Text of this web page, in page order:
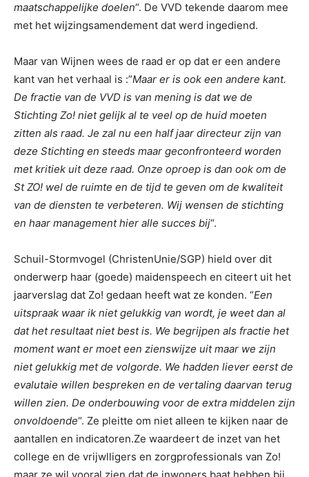
maatschappelijke doelen“. De VVD tekende daarom mee
met het wijzingsamendement dat werd ingediend.
Maar van Wijnen wees de raad er op dat er een andere
kant van het verhaal is :”Maar er is ook een andere kant.
De fractie van de VVD is van mening is dat we de
Stichting Zo! niet gelijk al te veel op de huid moeten
zitten als raad. Je zal nu een half jaar directeur zijn van
deze Stichting en steeds maar geconfronteerd worden
met kritiek uit deze raad. Onze oproep is dan ook om de
St ZO! wel de ruimte en de tijd te geven om de kwaliteit
van de diensten te verbeteren. Wij wensen de stichting
en haar management hier alle succes bij“.
Schuil-Stormvogel (ChristenUnie/SGP) hield over dit
onderwerp haar (goede) maidenspeech en citeert uit het
jaarverslag dat Zo! gedaan heeft wat ze konden. “Een
uitspraak waar ik niet gelukkig van wordt, je weet dan al
dat het resultaat niet best is. We begrijpen als fractie het
moment want er moet een zienswijze uit maar we zijn
niet gelukkig met de volgorde. We hadden liever eerst de
evalutaie willen bespreken en de vertaling daarvan terug
willen zien. De onderbouwing voor de extra middelen zijn
onvoldoende“. Ze pleitte om niet alleen te kijken naar de
aantallen en indicatoren.Ze waardeert de inzet van het
college en de vrijwlligers en zorgprofessionals van Zo!